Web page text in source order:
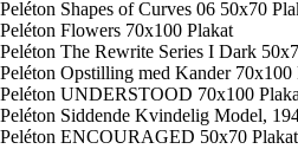
Peléton Shapes of Curves 06 50x70
Peléton Flowers 70x100 Plakat
Peléton The Rewrite Series I Dark
Peléton Opstilling med Kander 70x100
Peléton UNDERSTOOD 70x100
Peléton Siddende Kvindelig Model,
Peléton ENCOURAGED 50x70 Plakat